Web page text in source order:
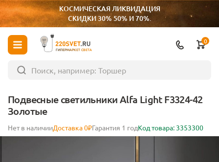
КОСМИЧЕСКАЯ ЛИКВИДАЦИЯ
СКИДКИ 30% 50% И 70%.
ГИПЕРМАРКЕТ СВЕТА
0
Подвесные светильники Alfa Light F3324-42
Золотые
Нет в наличииДоставка 0₽Гарантия 1 годКод товара: 3353300